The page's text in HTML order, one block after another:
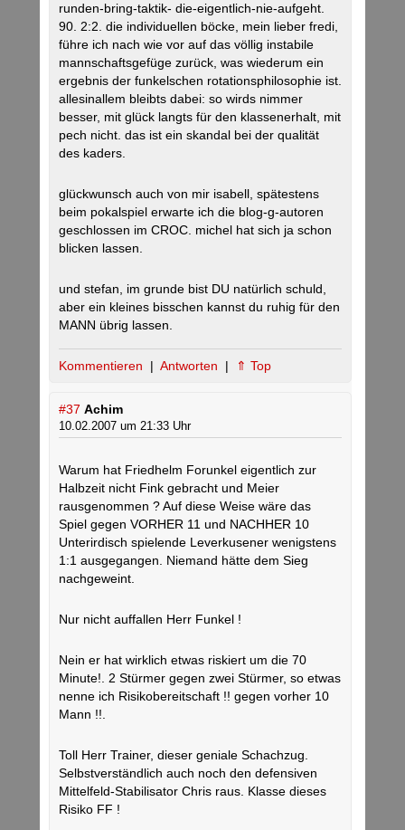
runden-bring-taktik- die-eigentlich-nie-aufgeht.
90. 2:2. die individuellen böcke, mein lieber fredi,
führe ich nach wie vor auf das völlig instabile
mannschaftsgefüge zurück, was wiederum ein
ergebnis der funkelschen rotationsphilosophie ist.
allesinallem bleibts dabei: so wirds nimmer
besser, mit glück langts für den klassenerhalt, mit
pech nicht. das ist ein skandal bei der qualität
des kaders.
glückwunsch auch von mir isabell, spätestens
beim pokalspiel erwarte ich die blog-g-autoren
geschlossen im CROC. michel hat sich ja schon
blicken lassen.
und stefan, im grunde bist DU natürlich schuld,
aber ein kleines bisschen kannst du ruhig für den
MANN übrig lassen.
Kommentieren | Antworten | ⇑ Top
#37 Achim
10.02.2007 um 21:33 Uhr
Warum hat Friedhelm Forunkel eigentlich zur
Halbzeit nicht Fink gebracht und Meier
rausgenommen ? Auf diese Weise wäre das
Spiel gegen VORHER 11 und NACHHER 10
Unterirdisch spielende Leverkusener wenigstens
1:1 ausgegangen. Niemand hätte dem Sieg
nachgeweint.
Nur nicht auffallen Herr Funkel !
Nein er hat wirklich etwas riskiert um die 70
Minute!. 2 Stürmer gegen zwei Stürmer, so etwas
nenne ich Risikobereitschaft !! gegen vorher 10
Mann !!.
Toll Herr Trainer, dieser geniale Schachzug.
Selbstverständlich auch noch den defensiven
Mittelfeld-Stabilisator Chris raus. Klasse dieses
Risiko FF !